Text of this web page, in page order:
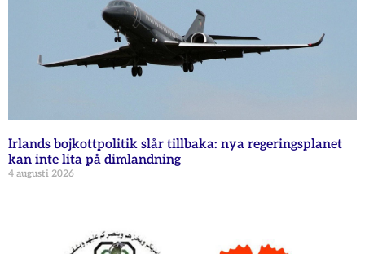
Irlands bojkottpolitik slår tillbaka: nya regeringsplanet
kan inte lita på dimlandning
4 augusti 2026